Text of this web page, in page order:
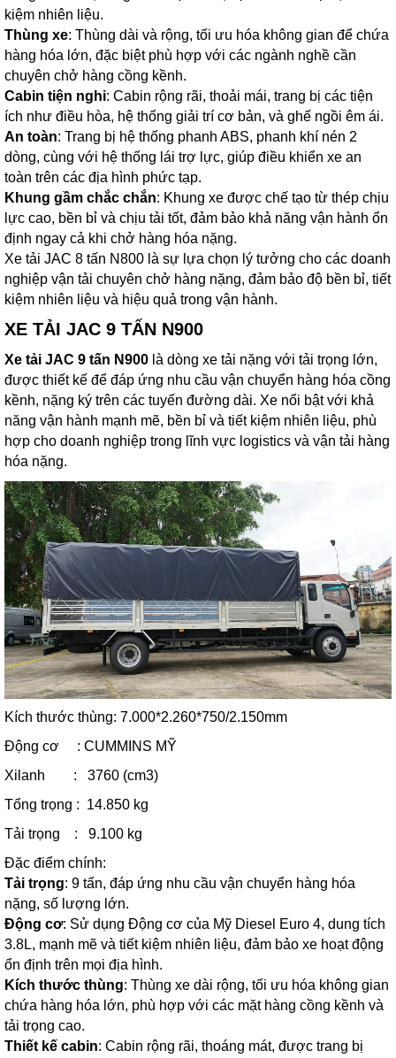
kiệm nhiên liệu.
Thùng xe: Thùng dài và rộng, tối ưu hóa không gian để chứa
hàng hóa lớn, đặc biệt phù hợp với các ngành nghề cần
chuyên chở hàng cồng kềnh.
Cabin tiện nghi: Cabin rộng rãi, thoải mái, trang bị các tiện
ích như điều hòa, hệ thống giải trí cơ bản, và ghế ngồi êm ái.
An toàn: Trang bị hệ thống phanh ABS, phanh khí nén 2
dòng, cùng với hệ thống lái trợ lực, giúp điều khiển xe an
toàn trên các địa hình phức tạp.
Khung gầm chắc chắn: Khung xe được chế tạo từ thép chịu
lực cao, bền bỉ và chịu tải tốt, đảm bảo khả năng vận hành ổn
định ngay cả khi chở hàng hóa nặng.
Xe tải JAC 8 tấn N800 là sự lựa chọn lý tưởng cho các doanh
nghiệp vận tải chuyên chở hàng nặng, đảm bảo độ bền bỉ, tiết
kiệm nhiên liệu và hiệu quả trong vận hành.
XE TẢI JAC 9 TẤN N900
Xe tải JAC 9 tấn N900 là dòng xe tải nặng với tải trọng lớn,
được thiết kế để đáp ứng nhu cầu vận chuyển hàng hóa cồng
kềnh, nặng ký trên các tuyến đường dài. Xe nổi bật với khả
năng vận hành mạnh mẽ, bền bỉ và tiết kiệm nhiên liệu, phù
hợp cho doanh nghiệp trong lĩnh vực logistics và vận tải hàng
hóa nặng.
Kích thước thùng: 7.000*2.260*750/2.150mm
Động cơ : CUMMINS MỸ
Xilanh : 3760 (cm3)
Tổng trọng : 14.850 kg
Tải trọng : 9.100 kg
Đặc điểm chính:
Tải trọng: 9 tấn, đáp ứng nhu cầu vận chuyển hàng hóa
nặng, số lượng lớn.
Động cơ: Sử dụng Động cơ của Mỹ Diesel Euro 4, dung tích
3.8L, mạnh mẽ và tiết kiệm nhiên liệu, đảm bảo xe hoạt động
ổn định trên mọi địa hình.
Kích thước thùng: Thùng xe dài rộng, tối ưu hóa không gian
chứa hàng hóa lớn, phù hợp với các mặt hàng cồng kềnh và
tải trọng cao.
Thiết kế cabin: Cabin rộng rãi, thoáng mát, được trang bị